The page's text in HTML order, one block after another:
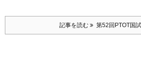
記事を読む 第52回PTOT国